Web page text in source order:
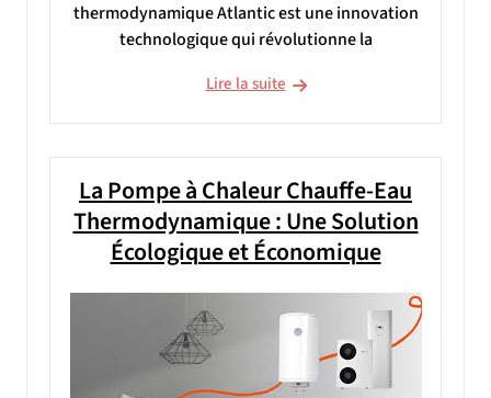
thermodynamique Atlantic est une innovation
technologique qui révolutionne la
Lire la suite
La Pompe à Chaleur Chauffe-Eau
Thermodynamique : Une Solution
Écologique et Économique